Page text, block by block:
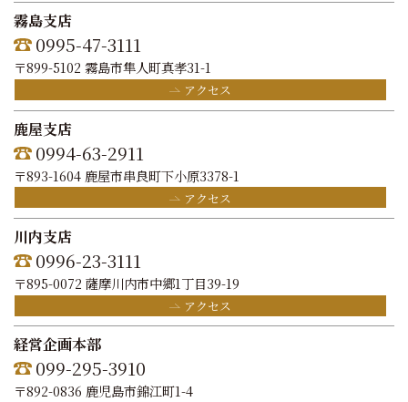
霧島支店
0995-47-3111
〒899-5102 霧島市隼人町真孝31-1
アクセス
鹿屋支店
0994-63-2911
〒893-1604 鹿屋市串良町下小原3378-1
アクセス
川内支店
0996-23-3111
〒895-0072 薩摩川内市中郷1丁目39-19
アクセス
経営企画本部
099-295-3910
〒892-0836 鹿児島市錦江町1-4